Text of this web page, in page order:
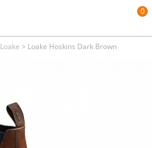
0
Loake > Loake Hoskins Dark Brown